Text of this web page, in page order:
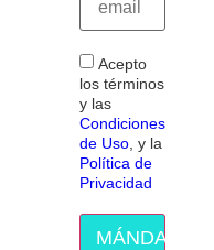
Acepto
los términos
y las
Condiciones
de Uso , y la
Política de
Privacidad
MÁNDAME